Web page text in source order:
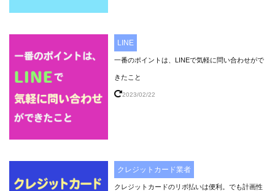
LINE
一番のポイントは、LINEで気軽に問い合わせがで
きたこと
2023/02/22
クレジットカード業者
クレジットカードのリボ払いは便利。でも計画性